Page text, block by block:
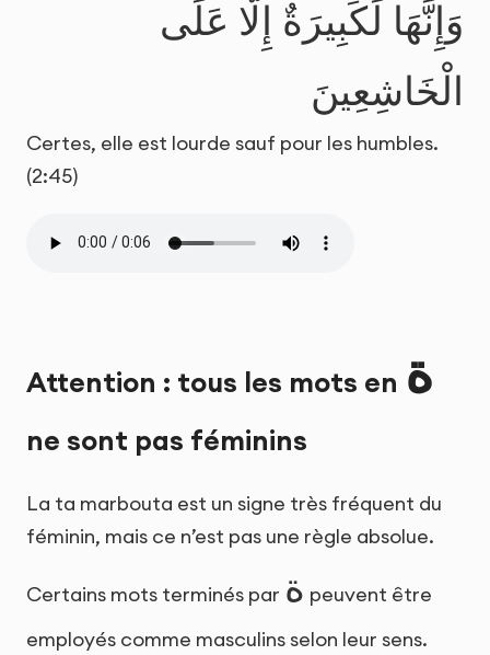
وَإِنَّهَا لَكَبِيرَةٌ إِلَّا عَلَى
الْخَاشِعِينَ
Certes, elle est lourde sauf pour les humbles.
(2:45)
Attention : tous les mots en ة
ne sont pas féminins
La ta marbouta est un signe très fréquent du
féminin, mais ce n’est pas une règle absolue.
Certains mots terminés par ة peuvent être
employés comme masculins selon leur sens.